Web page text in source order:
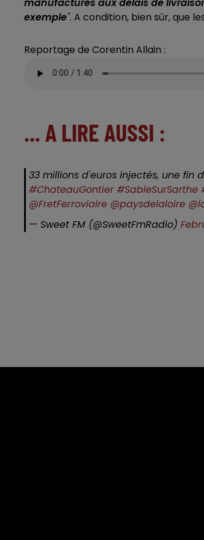
exemple". A condition, bien sûr, que
Reportage de Corentin Allain :
... A LIRE AUSSI :
33 millions d'euros injectés, une
#ChateauGontier #SableSurSarthe
@FretFerroviaire @paysdelaloire
— Sweet FM (@SweetFmRadio)